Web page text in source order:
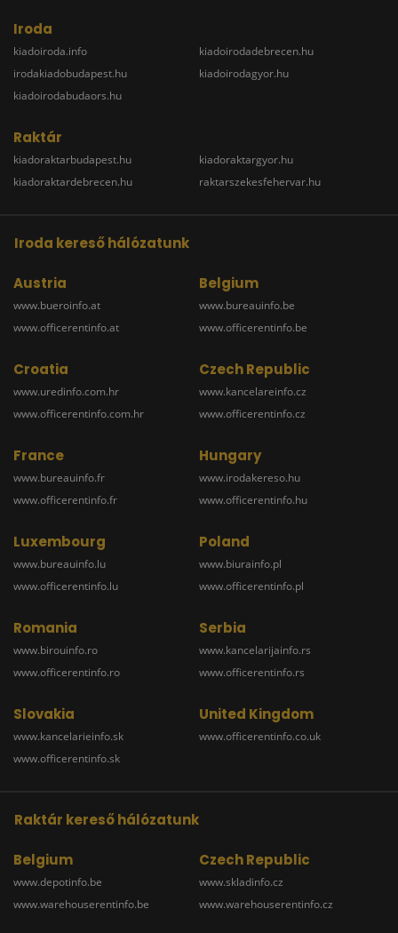
Iroda
kiadoiroda.info
irodakiadobudapest.hu
kiadoirodabudaors.hu
kiadoirodadebrecen.hu
kiadoirodagyor.hu
Raktár
kiadoraktarbudapest.hu
kiadoraktardebrecen.hu
kiadoraktargyor.hu
raktarszekesfehervar.hu
Iroda kereső hálózatunk
Austria
www.bueroinfo.at
www.officerentinfo.at
Belgium
www.bureauinfo.be
www.officerentinfo.be
Croatia
www.uredinfo.com.hr
www.officerentinfo.com.hr
Czech Republic
www.kancelareinfo.cz
www.officerentinfo.cz
France
www.bureauinfo.fr
www.officerentinfo.fr
Hungary
www.irodakereso.hu
www.officerentinfo.hu
Luxembourg
www.bureauinfo.lu
www.officerentinfo.lu
Poland
www.biurainfo.pl
www.officerentinfo.pl
Romania
www.birouinfo.ro
www.officerentinfo.ro
Serbia
www.kancelarijainfo.rs
www.officerentinfo.rs
Slovakia
www.kancelarieinfo.sk
www.officerentinfo.sk
United Kingdom
www.officerentinfo.co.uk
Raktár kereső hálózatunk
Belgium
www.depotinfo.be
www.warehouserentinfo.be
Czech Republic
www.skladinfo.cz
www.warehouserentinfo.cz